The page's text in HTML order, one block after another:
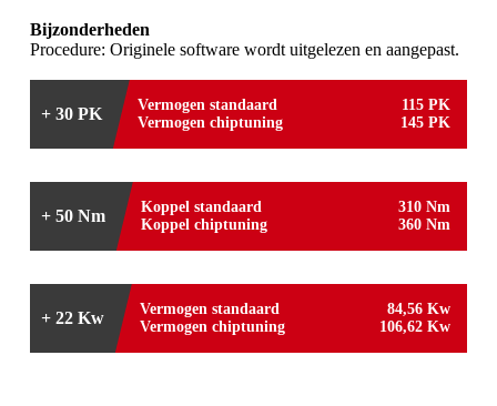
Bijzonderheden
Procedure: Originele software wordt uitgelezen en aangepast.
+ 30 PK Vermogen standaard
115 PK
Vermogen chiptuning
145 PK
+ 50 Nm Koppel standaard
310 Nm
Koppel chiptuning
360 Nm
+ 22 Kw Vermogen standaard
84,56 Kw
Vermogen chiptuning
106,62 Kw